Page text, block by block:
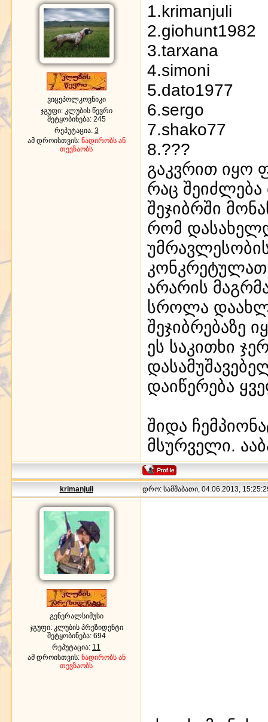
ვიცეპოლკოვნიკი
ჯგუფი: კლუბის წევრი
შეტყობინება: 245
რეპუტაცია: 3
ამ დროისთვის: ნადირობს ან
თევზაობს
1.krimanjuli
2.giohunt1982
3.tarxana
4.simoni
5.dato1977
6.sergo
7.shako77
8.???
გაკვრით იყო
რაც შეიძლება
შეჯიბრში
რომ
კონკრეტულათ
არარის
სროლა
შეჯიბრებაზე
ეს საკითხი
დაიწერება
შიდა
მსურველი.
krimanjuli დრო: სამშაბათი, 04.06.2013,
გენერალსიმუსი
ჯგუფი: კლუბის პრეზიდენტი
შეტყობინება: 694
რეპუტაცია: 11
ამ დროისთვის: ნადირობს ან
თევზაობს